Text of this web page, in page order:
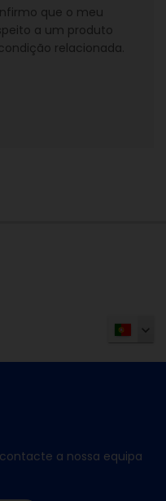
que o meu
a um produto
relacionada.
a nossa equipa